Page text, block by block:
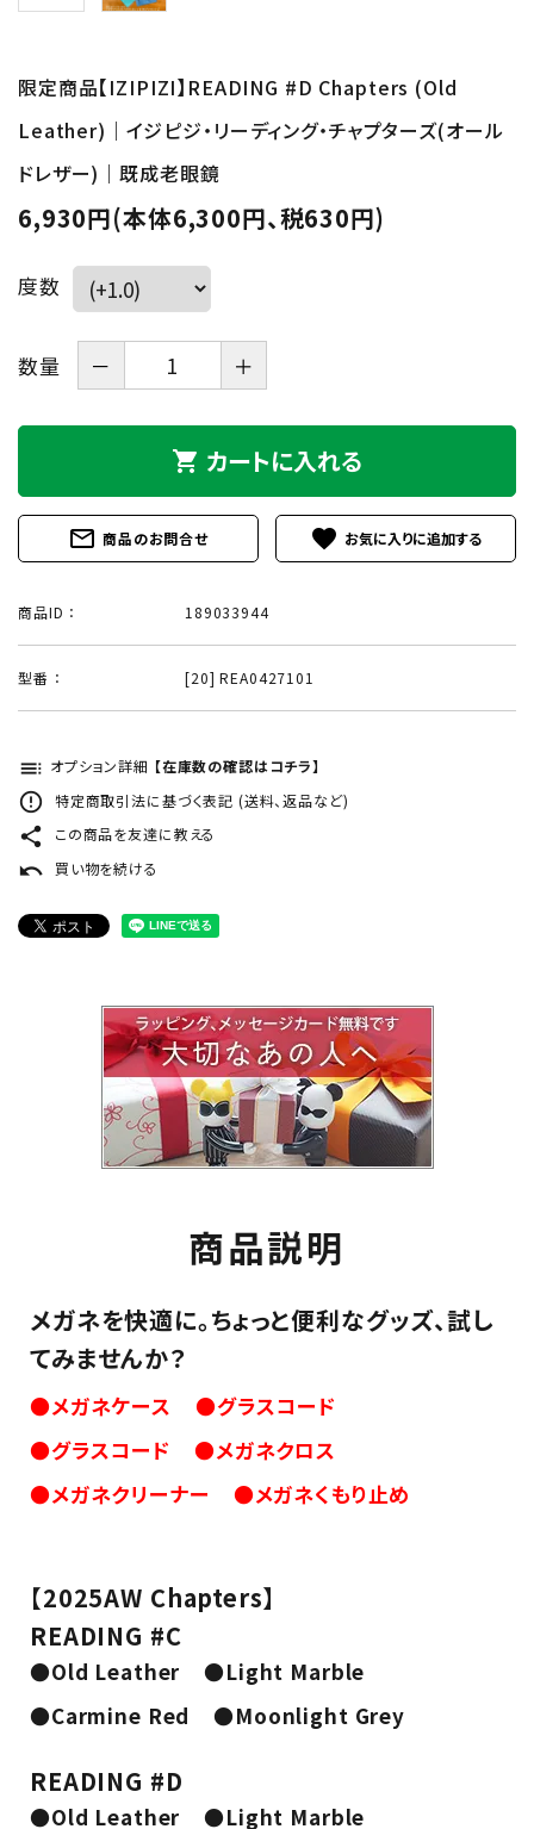
ようこそ 会員名 様
meeting_room ログイン person 新規会員登録
限定商品【IZIPIZI】READING #D Chapters (Old
Leather)｜イジピジ・リーディング・チャプターズ(オール
ドレザー)｜既成老眼鏡
6,930円(本体6,300円、税630円)
度数
数量 － ＋
shopping_cart カートに入れる
mail_outline 商品のお問合せ favorite
商品ID ： 189033944
型番 ： [20] REA0427101
toc オプション詳細 【在庫数の確認はコチラ】
error_outline 特定商取引法に基づく表記 (送料、返品など)
share この商品を友達に教える
undo 買い物を続ける
商品説明
メガネを快適に。ちょっと便利なグッズ、試し
てみませんか？
●メガネケース
●グラスコード
●グラスコード
●メガネクロス
●メガネクリーナー
●メガネくもり止め
【2025AW Chapters】
READING #C
●Old Leather
●Light Marble
●Carmine Red
●Moonlight Grey
READING #D
●Old Leather
●Light Marble